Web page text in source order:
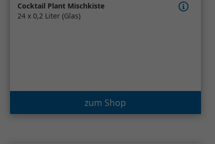
Cocktail Plant Mischkiste
24 x 0,2 Liter (Glas)
zum Shop